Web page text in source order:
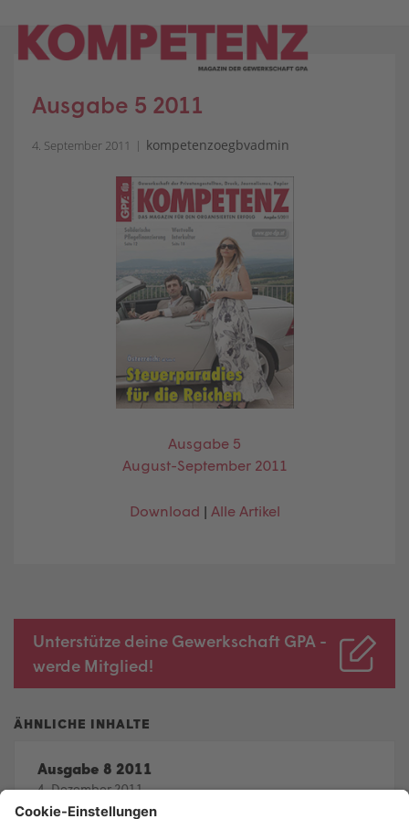
content
Ausgabe 5 2011
4. September 2011 kompetenzoegbvadmin
Ausgabe 5
August-September 2011
Download | Alle Artikel
Unterstütze deine Gewerkschaft GPA -
werde Mitglied!
Ausgabe 8 2011
4. Dezember 2011